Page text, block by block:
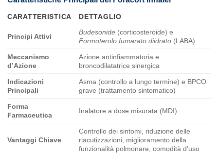
CARATTERISTICA DETTAGLIO
Principi Attivi
Budesonide (corticosteroide) e
Formoterolo fumarato diidrato (LABA)
Meccanismo
d’Azione
Azione antinfiammatoria e
broncodilatatrice sinergica
Indicazioni
Principali
Asma (controllo a lungo termine) e BPCO
grave (trattamento sintomatico)
Forma
Farmaceutica
Inalatore a dose misurata (MDI)
Vantaggi Chiave
Controllo dei sintomi, riduzione delle
riacutizzazioni, miglioramento della
funzionalità polmonare, comodità d’uso